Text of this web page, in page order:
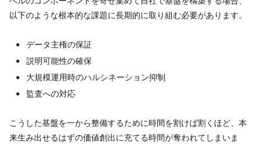
以下のような根本的な課題に長期的に取り組む必要があります。
データ主権の保証
説明可能性の確保
大規模運用時のハルシネーション抑制
監査への対応
こうした基盤を一から整備するために時間を割けば割くほど、本
来生み出せるはずの価値創出に充てる時間が奪われてしまいま